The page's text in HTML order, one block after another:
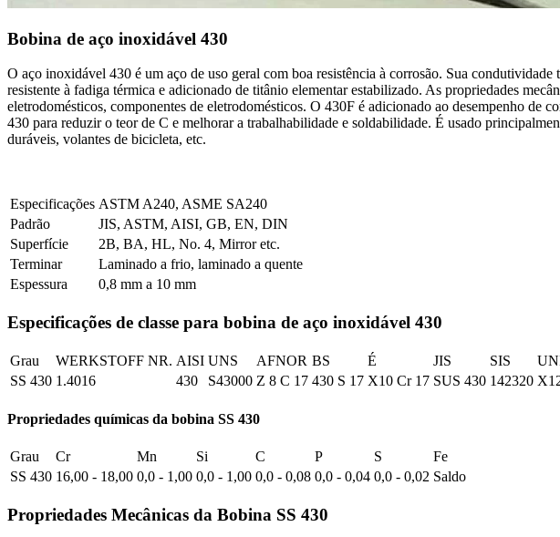
Bobina de aço inoxidável 430
O aço inoxidável 430 é um aço de uso geral com boa resistência à corrosão. Sua
resistente à fadiga térmica e adicionado de titânio elementar estabilizado. As propriedades
eletrodomésticos, componentes de eletrodomésticos. O 430F é adicionado ao desempenho
430 para reduzir o teor de C e melhorar a trabalhabilidade e soldabilidade. É usado
duráveis, volantes de bicicleta, etc.
Especificações ASTM A240, ASME SA240
Padrão
JIS, ASTM, AISI, GB, EN, DIN
Superfície
2B, BA, HL, No. 4, Mirror etc.
Terminar
Laminado a frio, laminado a quente
Espessura
0,8 mm a 10 mm
Especificações de classe para bobina de aço inoxidável 430
Grau WERKSTOFF NR. AISI UNS AFNOR BS É JIS SIS
SS 430 1.4016 430 S43000 Z 8 C 17 430 S 17 X10 Cr 17 SUS 430 142320
Propriedades químicas da bobina SS 430
Grau Cr Mn Si C P S
Fe
SS 430 16,00 - 18,00 0,0 - 1,00 0,0 - 1,00 0,0 - 0,08 0,0 - 0,04 0,0 - 0,02 Saldo
Propriedades Mecânicas da Bobina SS 430